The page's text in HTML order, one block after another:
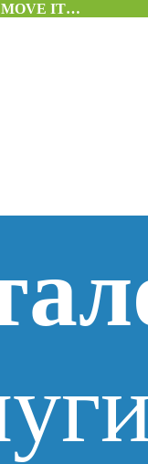
IT…